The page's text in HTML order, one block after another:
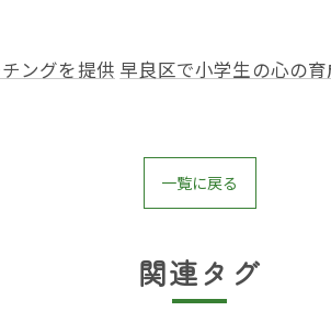
ングを提供 早良区で小学生の心の育
一覧に戻る
関連タグ